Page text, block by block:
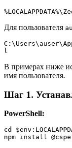
Для пользователя
l
В примерах ниже
имя пользователя.
Шаг 1.
PowerShell:
cd
npm install